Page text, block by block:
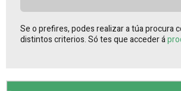
Se o prefires, podes realizar a túa procura
distintos criterios. Só tes que acceder á